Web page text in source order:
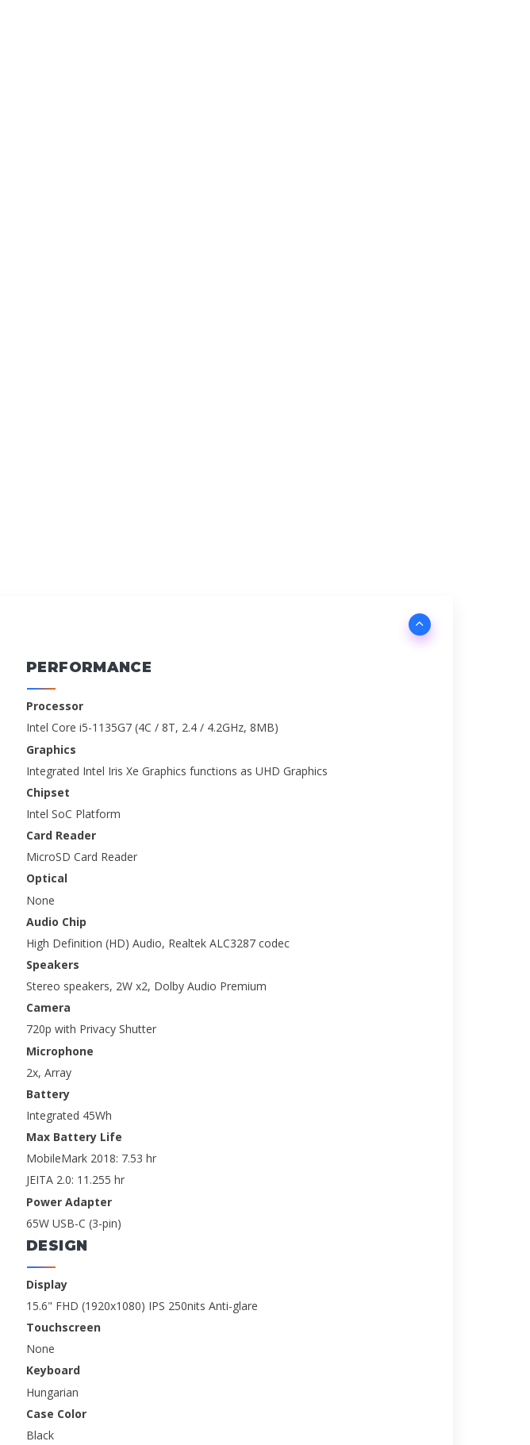
PERFORMANCE
Processor
Intel Core i5-1135G7 (4C / 8T, 2.4 / 4.2GHz, 8MB)
Graphics
Integrated Intel Iris Xe Graphics functions as UHD Graphics
Chipset
Intel SoC Platform
Card Reader
MicroSD Card Reader
Optical
None
Audio Chip
High Definition (HD) Audio, Realtek ALC3287 codec
Speakers
Stereo speakers, 2W x2, Dolby Audio Premium
Camera
720p with Privacy Shutter
Microphone
2x, Array
Battery
Integrated 45Wh
Max Battery Life
MobileMark 2018: 7.53 hr
JEITA 2.0: 11.255 hr
Power Adapter
65W USB-C (3-pin)
DESIGN
Display
15.6" FHD (1920x1080) IPS 250nits Anti-glare
Touchscreen
None
Keyboard
Hungarian
Case Color
Black